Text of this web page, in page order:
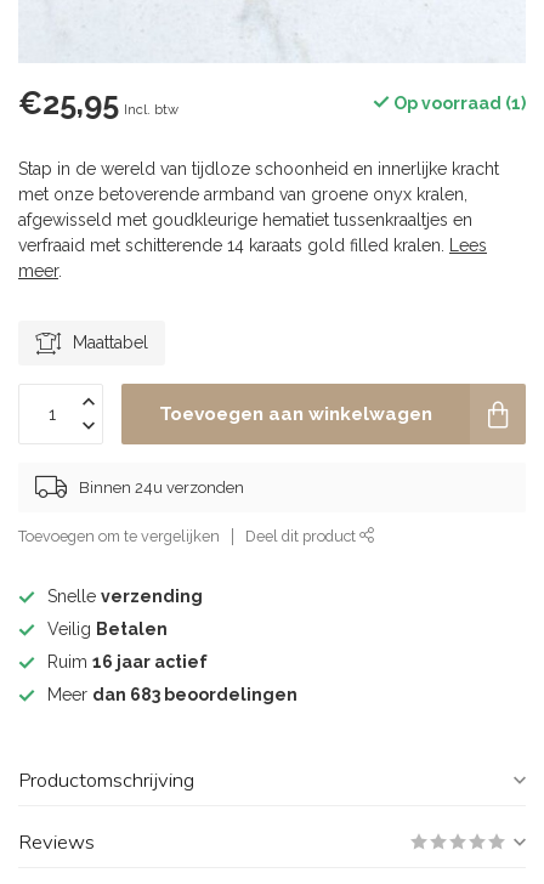
€25,95 Incl. btw Op voorraad (1)
Stap in de wereld van tijdloze schoonheid en innerlijke kracht
met onze betoverende armband van groene onyx kralen,
afgewisseld met goudkleurige hematiet tussenkraaltjes en
verfraaid met schitterende 14 karaats gold filled kralen.
Lees
meer.
Maattabel
Toevoegen aan winkelwagen
Binnen 24u verzonden
Toevoegen om te vergelijken Deel dit product
Snelle verzending
Veilig Betalen
Ruim 16 jaar actief
Meer dan 683 beoordelingen
Productomschrijving
Reviews